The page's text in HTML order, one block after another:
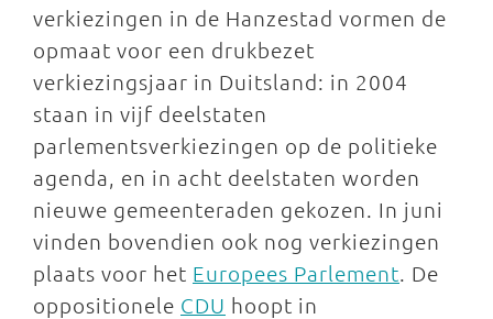
verkiezingen in de Hanzestad vormen de
opmaat voor een drukbezet
verkiezingsjaar in Duitsland: in 2004
staan in vijf deelstaten
parlementsverkiezingen op de politieke
agenda, en in acht deelstaten worden
nieuwe gemeenteraden gekozen. In juni
vinden bovendien ook nog verkiezingen
plaats voor het Europees Parlement. De
oppositionele CDU hoopt in